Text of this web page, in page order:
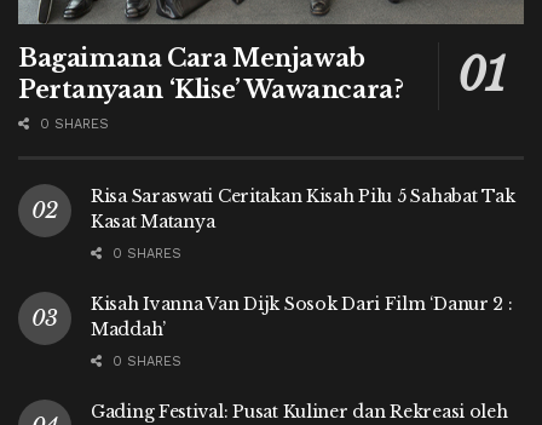
Bagaimana Cara Menjawab
Pertanyaan ‘Klise’ Wawancara?
0 SHARES
Risa Saraswati Ceritakan Kisah Pilu 5 Sahabat Tak
Kasat Matanya
0 SHARES
Kisah Ivanna Van Dijk Sosok Dari Film ‘Danur 2 :
Maddah’
0 SHARES
Gading Festival: Pusat Kuliner dan Rekreasi oleh